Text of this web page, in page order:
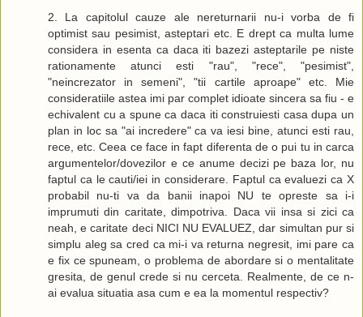
2. La capitolul cauze ale nereturnarii nu-i vorba de fi
optimist sau pesimist, asteptari etc. E drept ca multa lume
considera in esenta ca daca iti bazezi asteptarile pe niste
rationamente atunci esti "rau", "rece", "pesimist",
"neincrezator in semeni", "tii cartile aproape" etc. Mie
consideratiile astea imi par complet idioate sincera sa fiu - e
echivalent cu a spune ca daca iti construiesti casa dupa un
plan in loc sa "ai incredere" ca va iesi bine, atunci esti rau,
rece, etc. Ceea ce face in fapt diferenta de o pui tu in carca
argumentelor/dovezilor e ce anume decizi pe baza lor, nu
faptul ca le cauti/iei in considerare. Faptul ca evaluezi ca X
probabil nu-ti va da banii inapoi NU te opreste sa i-i
imprumuti din caritate, dimpotriva. Daca vii insa si zici ca
neah, e caritate deci NICI NU EVALUEZ, dar simultan pur si
simplu aleg sa cred ca mi-i va returna negresit, imi pare ca
e fix ce spuneam, o problema de abordare si o mentalitate
gresita, de genul crede si nu cerceta. Realmente, de ce n-
ai evalua situatia asa cum e ea la momentul respectiv?